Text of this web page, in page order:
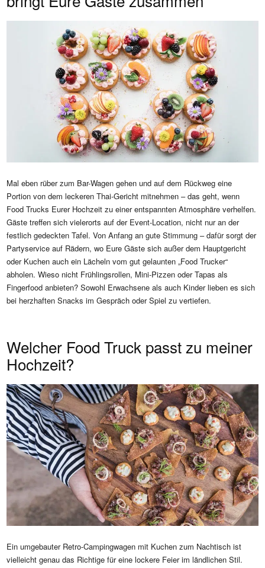
Mal eben rüber zum Bar-Wagen gehen und auf dem Rückweg eine
Portion von dem leckeren Thai-Gericht mitnehmen – das geht, wenn
Food Trucks Eurer Hochzeit zu einer entspannten Atmosphäre verhelfen.
Gäste treffen sich vielerorts auf der Event-Location, nicht nur an der
festlich gedeckten Tafel. Von Anfang an gute Stimmung – dafür sorgt der
Partyservice auf Rädern, wo Eure Gäste sich außer dem Hauptgericht
oder Kuchen auch ein Lächeln vom gut gelaunten „Food Trucker“
abholen. Wieso nicht Frühlingsrollen, Mini-Pizzen oder Tapas als
Fingerfood anbieten? Sowohl Erwachsene als auch Kinder lieben es sich
bei herzhaften Snacks im Gespräch oder Spiel zu vertiefen.
Welcher Food Truck passt zu meiner
Hochzeit?
Ein umgebauter Retro-Campingwagen mit Kuchen zum Nachtisch ist
vielleicht genau das Richtige für eine lockere Feier im ländlichen Stil.